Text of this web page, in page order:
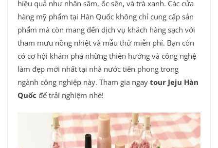
hiệu quả như nhân sâm, ốc sên, và trà xanh. Các cửa
hàng mỹ phẩm tại Hàn Quốc không chỉ cung cấp sản
phẩm mà còn mang đến dịch vụ khách hàng sạch với
tham mưu nồng nhiệt và mẫu thử miễn phí. Bạn còn
có cơ hội khám phá những thiên hướng và công nghệ
làm đẹp mới nhất tại nhà nước tiên phong trong
ngành công nghiệp này. Tham gia ngay tour Jeju Hàn
Quốc để trải nghiệm nhé!